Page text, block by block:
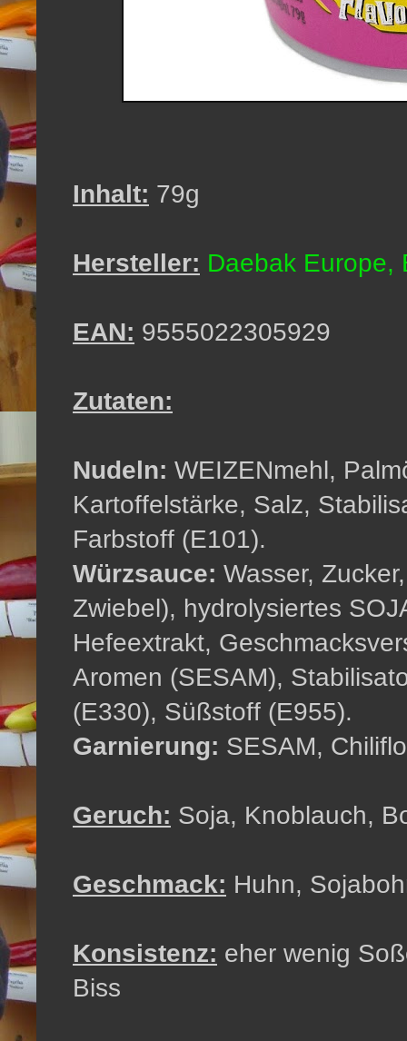
Inhalt: 79g
Hersteller: Daebak Europe,
EAN: 9555022305929
Zutaten:
Nudeln: WEIZENmehl,
Kartoffelstärke, Salz,
Farbstoff (E101).
Würzsauce: Wasser,
Zwiebel), hydrolysiertes
Hefeextrakt,
Aromen (SESAM),
(E330), Süßstoff (E955).
Garnierung: SESAM,
Geruch: Soja, Knoblauch,
Geschmack: Huhn,
Konsistenz: eher wenig
Biss